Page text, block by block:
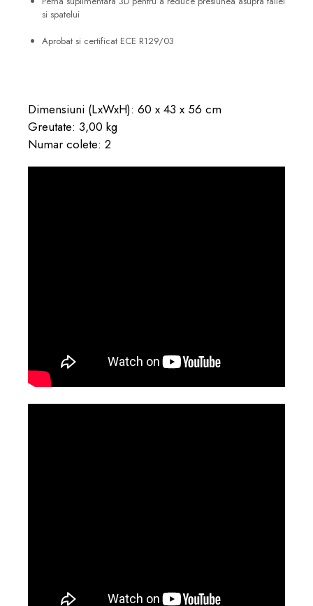
si spatelui
Aprobat si certificat ECE R129/03
Dimensiuni (LxWxH): 60 x 43 x 56 cm
Greutate: 3,00 kg
Numar colete: 2